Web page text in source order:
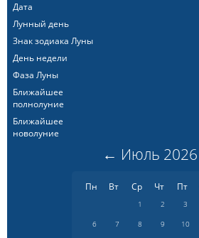
Дата
Лунный день
Знак зодиака Луны
День недели
Фаза Луны
Ближайшее
полнолуние
Ближайшее
новолуние
← Июль 2026
Пн Вт Ср Чт Пт
1 2 3
6
7 8 9 10